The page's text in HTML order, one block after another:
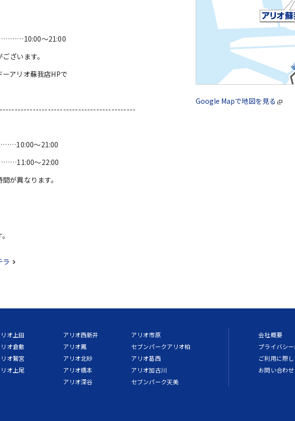
～21:00
ざいます。
アリオ蘇我店HPで
～21:00
～22:00
が異なります。
ラ
Google Mapで地図を見る
オ上田
オ倉敷
オ鷲宮
オ上尾
アリオ西新井
アリオ鳳
アリオ北砂
アリオ橋本
アリオ深谷
アリオ市原
セブンパークアリオ柏
アリオ葛西
アリオ加古川
セブンパーク天美
会社概要
プライバシ
ご利用に際し
お問い合わせ